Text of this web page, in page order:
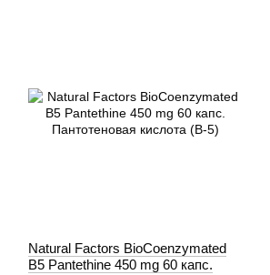
Natural Factors BioCoenzymated
B5 Pantethine 450 mg 60 капс.